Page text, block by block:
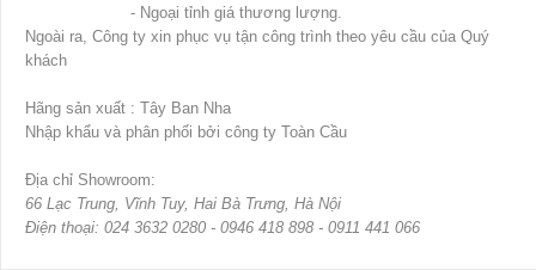
- Ngoại tỉnh giá thương lượng.
Ngoài ra, Công ty xin phục vụ tận công trình theo yêu cầu của Quý
khách
Hãng sản xuất : Tây Ban Nha
Nhập khẩu và phân phối bởi công ty Toàn Cầu
Địa chỉ Showroom:
66 Lạc Trung, Vĩnh Tuy, Hai Bà Trưng, Hà Nội
Điện thoại: 024 3632 0280 - 0946 418 898 - 0911 441 066